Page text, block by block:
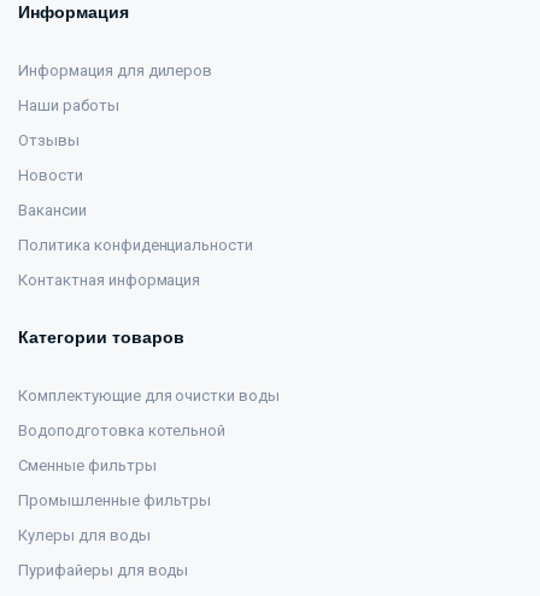
Информация
Информация для дилеров
Наши работы
Отзывы
Новости
Вакансии
Политика конфиденциальности
Контактная информация
Категории товаров
Комплектующие для очистки воды
Водоподготовка котельной
Сменные фильтры
Промышленные фильтры
Кулеры для воды
Пурифайеры для воды